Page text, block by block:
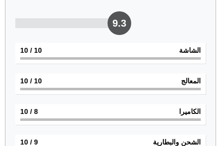
9.3
الشاشة 10
/ 10
المعالج 10
/ 10
الكاميرا 8
/ 10
الشحن والبطارية 9
/ 10